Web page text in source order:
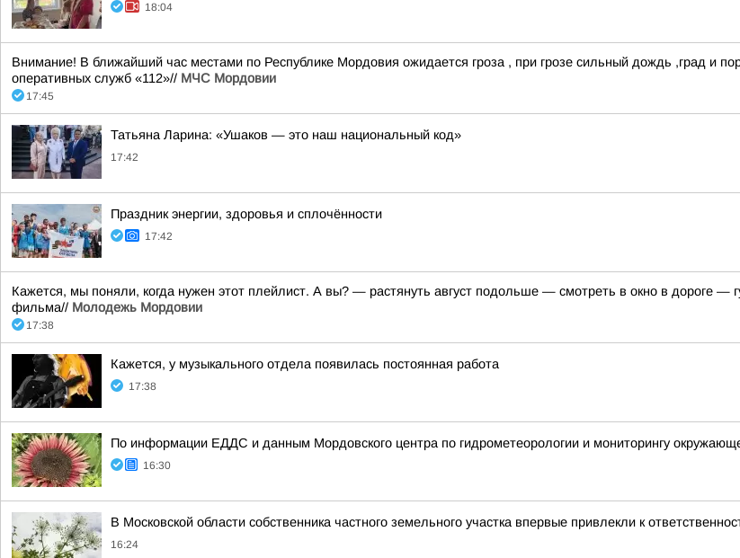
18:04
Внимание! В ближайший час местами по Республике Мордовия ожидается гроза , при грозе сильный дождь ,град и
оперативных служб «112»// МЧС Мордовии
17:45
Татьяна Ларина: «Ушаков — это наш национальный код»
17:42
Праздник энергии, здоровья и сплочённости
17:42
Кажется, мы поняли, когда нужен этот плейлист. А вы? — растянуть август подольше — смотреть в окно в дороге —
фильма// Молодежь Мордовии
17:38
Кажется, у музыкального отдела появилась постоянная работа
17:38
По информации ЕДДС и данным Мордовского центра по гидрометеорологии и мониторингу
16:30
В Московской области собственника частного земельного участка впервые привлекли к
16:24